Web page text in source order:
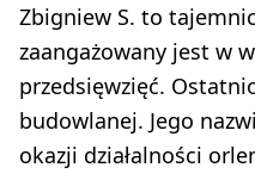
Zbigniew S. to
zaangażowany jest w
przedsięwzięć.
budowlanej. Jego
okazji działalności